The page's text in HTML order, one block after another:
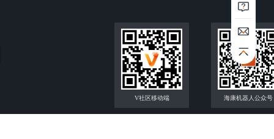
V社区移动端 海康机器人公众号